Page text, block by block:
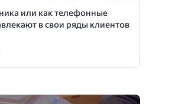
или как телефонные
в свои ряды клиентов